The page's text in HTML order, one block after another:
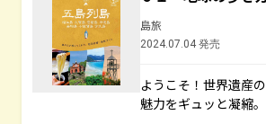
島旅
2024.07.04 発売
ようこそ！世界遺産
魅力をギュッと凝縮